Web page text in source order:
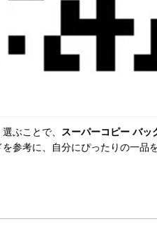
ぶことで、 スーパーコピー バッ
参考に、自分にぴったりの一品